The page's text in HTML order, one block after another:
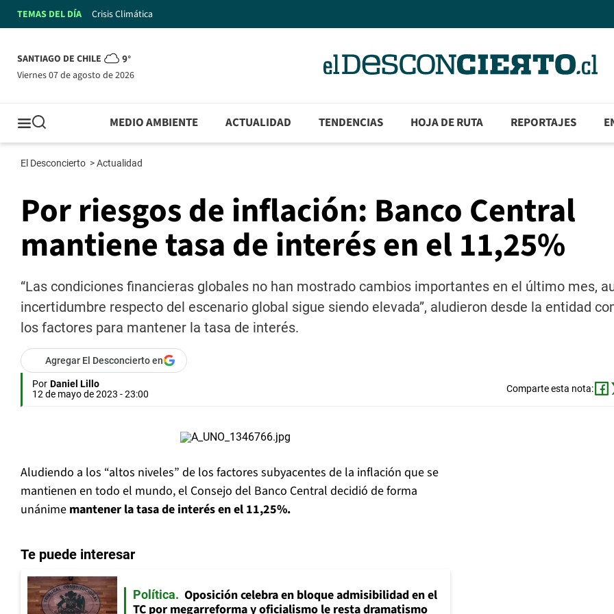
TEMAS DEL DÍA Crisis Climática
SANTIAGO DE CHILE 9°
viernes 07 de agosto de 2026
MEDIO AMBIENTE ACTUALIDAD TENDENCIAS HOJA DE RUTA REPORTAJES
El Desconcierto >Actualidad
Por riesgos de inflación: Banco Central
mantiene tasa de interés en el 11,25%
“Las condiciones financieras globales no han mostrado cambios importantes en el último mes,
incertidumbre respecto del escenario global sigue siendo elevada”, aludieron desde la entidad
los factores para mantener la tasa de interés.
Agregar El Desconcierto en
Por Daniel Lillo
12 de mayo de 2023 - 23:00
Comparte esta nota:
Aludiendo a los “altos niveles” de los factores subyacentes de la inflación que se
mantienen en todo el mundo, el Consejo del Banco Central decidió de forma
unánime mantener la tasa de interés en el 11,25%.
Te puede interesar
Política
Oposición celebra en bloque admisibilidad en el
TC por megarreforma y oficialismo le resta dramatismo